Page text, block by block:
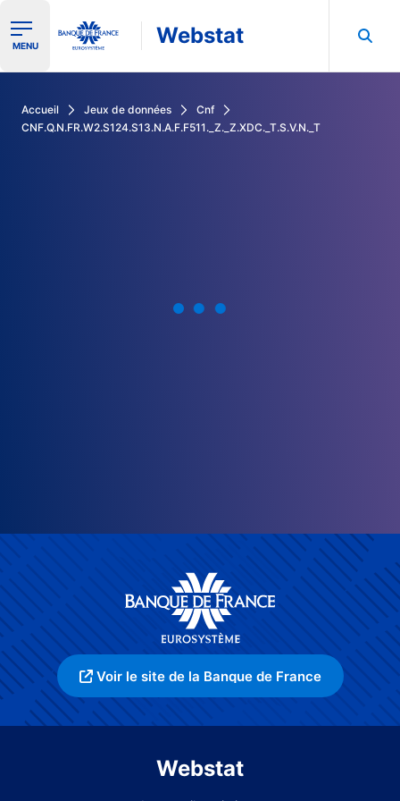
Ouvrir le menu de navigation
MENU Webstat
Accueil Jeux de données
Cnf
CNF.Q.N.FR.W2.S124.S13.N.A.F.F511._Z._Z.XDC._T.S.V.N._T
Voir le site de la Banque de France
Webstat